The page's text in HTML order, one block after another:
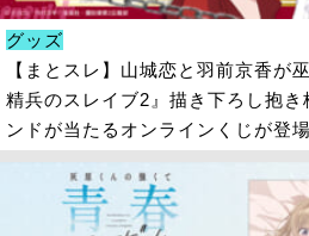
グッズ
【まとスレ】山城恋と羽前京香が
精兵のスレイブ2』描き下ろし抱き
ンドが当たるオンラインくじが登場